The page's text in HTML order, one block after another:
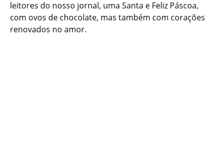
leitores do nosso jornal, uma Santa e Feliz Páscoa,
com ovos de chocolate, mas também com corações
renovados no amor.